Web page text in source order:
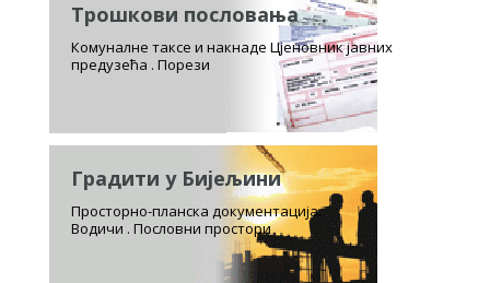
Трошкови пословања
Комуналне таксе и накнаде Цјеновник јавних
предузећа . Порези
Градити у Бијељини
Просторно-планска документација.
Водичи . Пословни простори